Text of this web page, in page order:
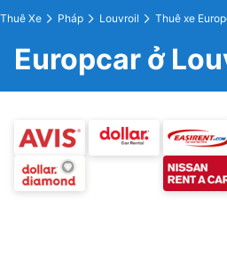
Thuê Xe Pháp Louvroil Thuê xe
Europcar ở